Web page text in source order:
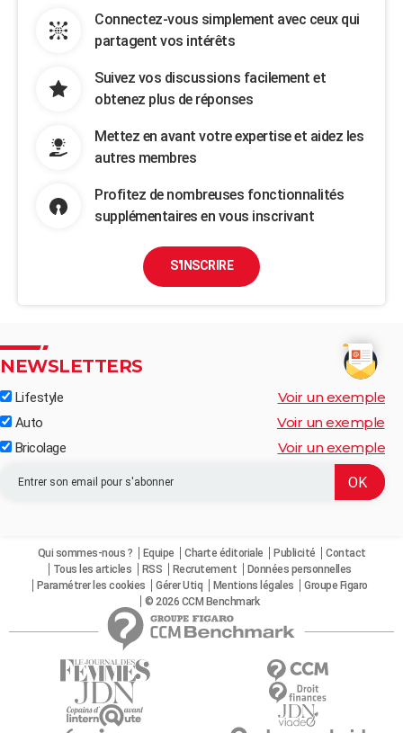
Connectez-vous simplement avec ceux qui
partagent vos intérêts
Suivez vos discussions facilement et
obtenez plus de réponses
Mettez en avant votre expertise et aidez les
autres membres
Profitez de nombreuses fonctionnalités
supplémentaires en vous inscrivant
S'INSCRIRE
NEWSLETTERS
Lifestyle Voir un exemple
Auto Voir un exemple
Bricolage Voir un exemple
Qui sommes-nous ? Equipe Charte éditoriale Publicité
Contact
Tous les articles
RSS Recrutement
Données personnelles
Paramétrer les cookies
Gérer Utiq Mentions légales
Groupe Figaro
© 2026 CCM Benchmark